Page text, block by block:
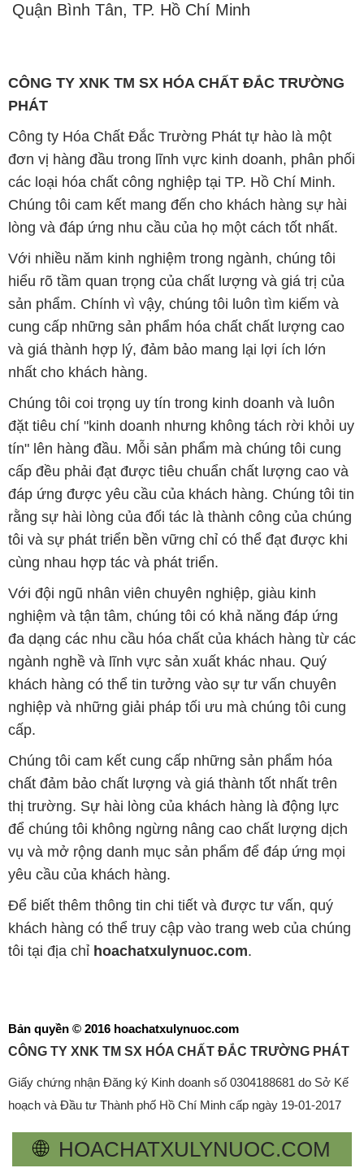
Quận Bình Tân, TP. Hồ Chí Minh
CÔNG TY XNK TM SX HÓA CHẤT ĐẮC TRƯỜNG
PHÁT
Công ty Hóa Chất Đắc Trường Phát tự hào là một
đơn vị hàng đầu trong lĩnh vực kinh doanh, phân phối
các loại hóa chất công nghiệp tại TP. Hồ Chí Minh.
Chúng tôi cam kết mang đến cho khách hàng sự hài
lòng và đáp ứng nhu cầu của họ một cách tốt nhất.
Với nhiều năm kinh nghiệm trong ngành, chúng tôi
hiểu rõ tầm quan trọng của chất lượng và giá trị của
sản phẩm. Chính vì vậy, chúng tôi luôn tìm kiếm và
cung cấp những sản phẩm hóa chất chất lượng cao
và giá thành hợp lý, đảm bảo mang lại lợi ích lớn
nhất cho khách hàng.
Chúng tôi coi trọng uy tín trong kinh doanh và luôn
đặt tiêu chí "kinh doanh nhưng không tách rời khỏi uy
tín" lên hàng đầu. Mỗi sản phẩm mà chúng tôi cung
cấp đều phải đạt được tiêu chuẩn chất lượng cao và
đáp ứng được yêu cầu của khách hàng. Chúng tôi tin
rằng sự hài lòng của đối tác là thành công của chúng
tôi và sự phát triển bền vững chỉ có thể đạt được khi
cùng nhau hợp tác và phát triển.
Với đội ngũ nhân viên chuyên nghiệp, giàu kinh
nghiệm và tận tâm, chúng tôi có khả năng đáp ứng
đa dạng các nhu cầu hóa chất của khách hàng từ các
ngành nghề và lĩnh vực sản xuất khác nhau. Quý
khách hàng có thể tin tưởng vào sự tư vấn chuyên
nghiệp và những giải pháp tối ưu mà chúng tôi cung
cấp.
Chúng tôi cam kết cung cấp những sản phẩm hóa
chất đảm bảo chất lượng và giá thành tốt nhất trên
thị trường. Sự hài lòng của khách hàng là động lực
để chúng tôi không ngừng nâng cao chất lượng dịch
vụ và mở rộng danh mục sản phẩm để đáp ứng mọi
yêu cầu của khách hàng.
Để biết thêm thông tin chi tiết và được tư vấn, quý
khách hàng có thể truy cập vào trang web của chúng
tôi tại địa chỉ hoachatxulynuoc.com.
Bản quyền © 2016 hoachatxulynuoc.com
CÔNG TY XNK TM SX HÓA CHẤT ĐẮC TRƯỜNG PHÁT
Giấy chứng nhận Đăng ký Kinh doanh số 0304188681 do Sở Kế
hoạch và Đầu tư Thành phố Hồ Chí Minh cấp ngày 19-01-2017
🌐 HOACHATXULYNUOC.COM